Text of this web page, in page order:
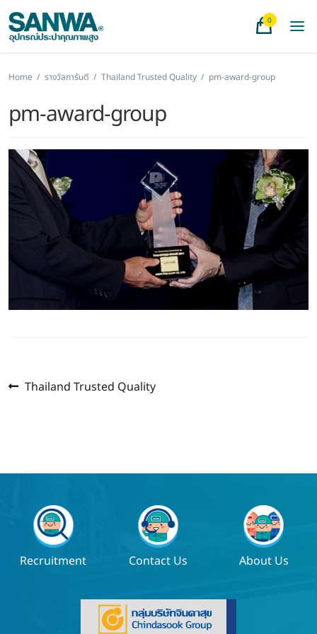
0
Home / รางวัลการันตี / Thailand Trusted Quality / pm-award-group
pm-award-group
แนะแนว
Previous
Thailand Trusted Quality
Recruitment Contact Us About Us